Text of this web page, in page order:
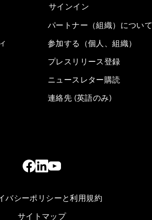
サインイン
パートナー（組織）につい
参加する（個人、組織）
プレスリリース登録
ニュースレター購読
連絡先 (英語のみ)
バシーポリシーと利用規約
サイトマップ